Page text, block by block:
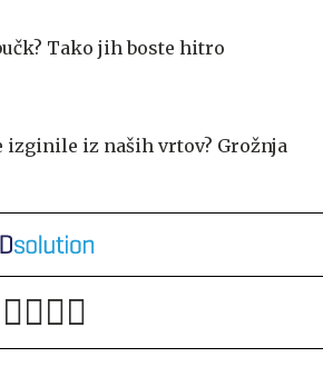
Tako jih boste hitro
izginile iz naših vrtov? Grožnja